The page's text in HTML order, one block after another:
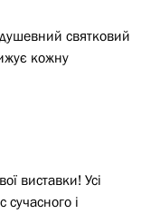
святковий
кожну
виставки! Усі
і